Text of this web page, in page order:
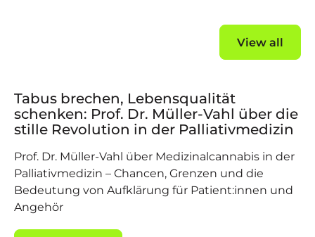
View all
Tabus brechen, Lebensqualität
schenken: Prof. Dr. Müller-Vahl über die
stille Revolution in der Palliativmedizin
Prof. Dr. Müller-Vahl über Medizinalcannabis in der
Palliativmedizin – Chancen, Grenzen und die
Bedeutung von Aufklärung für Patient:innen und
Angehör